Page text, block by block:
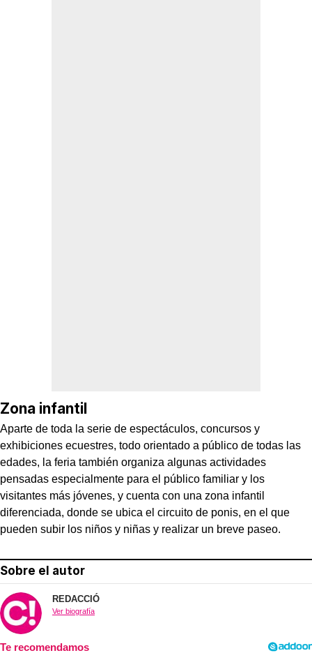
Zona infantil
Aparte de toda la serie de espectáculos, concursos y
exhibiciones ecuestres, todo orientado a público de todas las
edades, la feria también organiza algunas actividades
pensadas especialmente para el público familiar y los
visitantes más jóvenes, y cuenta con una zona infantil
diferenciada, donde se ubica el circuito de ponis, en el que
pueden subir los niños y niñas y realizar un breve paseo.
Sobre el autor
REDACCIÓ
Ver biografía